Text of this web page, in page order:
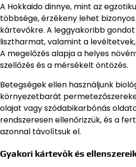
A Hokkaido dinnye, mint az
többsége, érzékeny lehet
kártevőkre. A leggyakoribb
lisztharmat, valamint a
A megelőzés alapja a helyes
szellőzés és a mérsékelt öntözés.
Betegségek ellen használjunk
környezetbarát
olajat vagy szódabikarbónás
rendszeresen ellenőrizzük, és a
azonnal távolítsuk el.
Gyakori kártevők és